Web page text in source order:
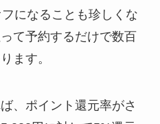
になることも珍しくな
て予約するだけで数百
ます。
、ポイント還元率がさ